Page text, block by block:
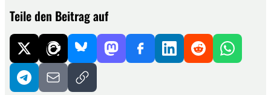
Teile den Beitrag auf